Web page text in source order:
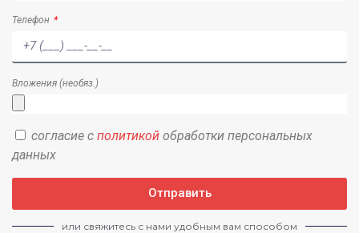
Срочное геотехническое
обоснование
Телефон
Вложения (необяз.)
согласие с политикой обработки персональных
данных
Отправить
или свяжитесь с нами удобным вам способом